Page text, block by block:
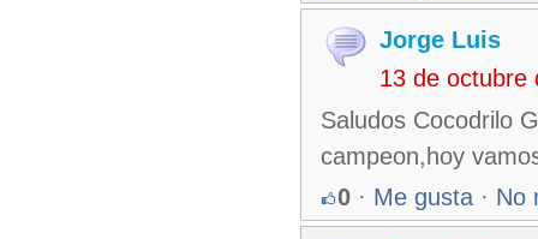
Jorge Luis
13 de octubre
Saludos Cocodrilo
campeon,hoy
0 · Me gusta · No